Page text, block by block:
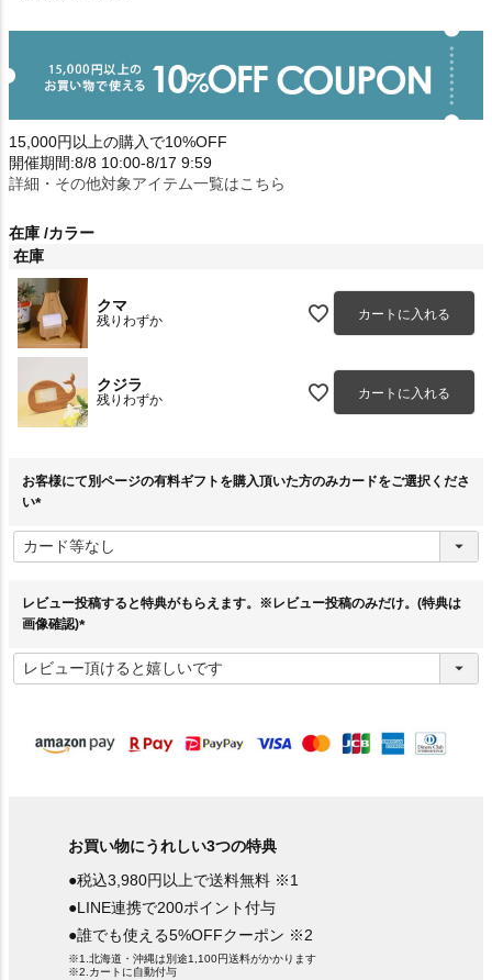
15,000円以上の購入で10%OFF
開催期間:8/8 10:00-8/17 9:59
詳細・その他対象アイテム一覧はこちら
在庫 カラー
在庫
クマ
残りわずか カートに入れる
クジラ
残りわずか カートに入れる
お客様にて別ページの有料ギフトを購入頂いた方のみカードをご選択くださ
い
必
須
レビュー投稿すると特典がもらえます。※レビュー投稿のみだけ。(特典は
画像確認)
必
須
お買い物にうれしい3つの特典
●税込3,980円以上で送料無料 ※1
●LINE連携で200ポイント付与
●誰でも使える5%OFFクーポン ※2
※1.北海道・沖縄は別途1,100円送料がかかります
※2.カートに自動付与